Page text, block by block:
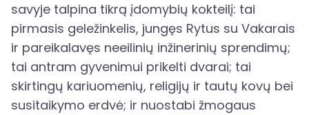
savyje talpina tikrą įdomybių kokteilį: tai
pirmasis geležinkelis, jungęs Rytus su Vakarais
ir pareikalavęs neeilinių inžinerinių sprendimų;
tai antram gyvenimui prikelti dvarai; tai
skirtingų kariuomenių, religijų ir tautų kovų bei
susitaikymo erdvė; ir nuostabi žmogaus